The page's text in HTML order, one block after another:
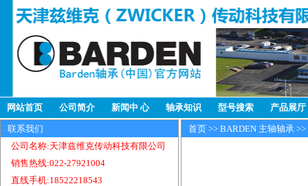
网站首页 公司简介 新闻中 心 轴承知识 型号搜索 产品展厅
联系我们
公司名称:天津兹维克传动科技有限公司
销售热线:022-27921004
直线手机:18522218543
首页 >> BARDEN 主轴轴承